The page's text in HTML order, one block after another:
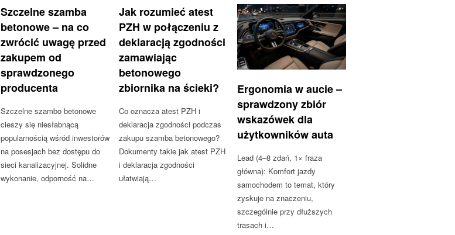
Szczelne szamba
betonowe – na co
zwrócić uwagę przed
zakupem od
sprawdzonego
producenta
Szczelne szambo betonowe
cieszy się niesłabnącą
popularnością wśród inwestorów
na posesjach bez dostępu do
sieci kanalizacyjnej. Solidne
wykonanie, odporność na…
Jak rozumieć atest
PZH w połączeniu z
deklaracją zgodności
zamawiając
betonowego
zbiornika na ścieki?
Co oznacza atest PZH i
deklaracja zgodności podczas
zakupu szamba betonowego?
Dokumenty takie jak atest PZH
i deklaracja zgodności
ułatwiają…
Ergonomia w aucie –
sprawdzony zbiór
wskazówek dla
użytkowników auta
Lead (4–8 zdań, 1× fraza
główna): Komfort jazdy
samochodem to temat, który
zyskuje na znaczeniu,
szczególnie przy dłuższych
trasach i…